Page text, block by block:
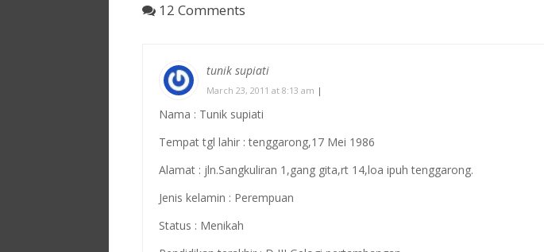
12 Comments
tunik supiati
March 23, 2011 at 8:13 am |
Nama : Tunik supiati
Tempat tgl lahir : tenggarong,17 Mei 1986
Alamat : jln.Sangkuliran 1,gang gita,rt 14,loa ipuh tenggarong.
Jenis kelamin : Perempuan
Status : Menikah